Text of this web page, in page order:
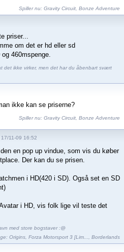
Spiller nu: Gravity Circuit Bonze Adventure
priser...
om det er hd eller sd
460mspenge.
det ikke virker, men det har du åbenbart svært
ikke kan se priserne?
Spiller nu: Gravity Circuit Bonze Adventure
11-09 16:52
en pop up vindue, som vis du køber
Der kan du se prisen.
i HD(420 i SD). Også set en SD
i HD, vis folk lige vil teste det
med store bogstaver :@
Origins Forza Motorsport 3 [Lim... Borderlands